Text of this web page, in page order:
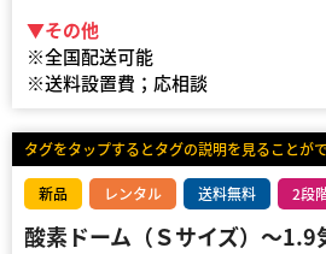
▼その他
※全国配送可能
※送料設置費；応相談
タグをタップするとタグの説明を見ることがで
新品 レンタル 送料無料 2段
酸素ドーム（Ｓサイズ）～1.9